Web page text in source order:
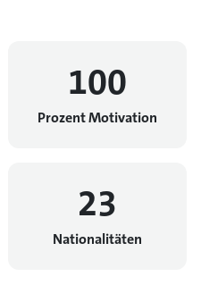
100
Prozent Motivation
23
Nationalitäten